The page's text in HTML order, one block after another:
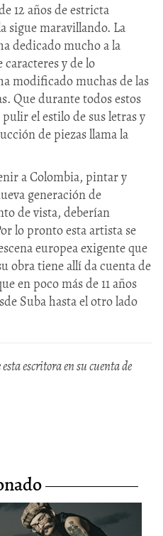
12 años de estricta
maravillando. La
dedicado mucho a la
y de lo
modificado muchas de las
Que durante todos estos
el estilo de sus letras y
de piezas llama la
a Colombia, pintar y
generación de
de vista, deberían
lo pronto esta artista se
europea exigente que
obra tiene allí da cuenta de
en poco más de 11 años
Suba hasta el otro lado
escritora en su cuenta de